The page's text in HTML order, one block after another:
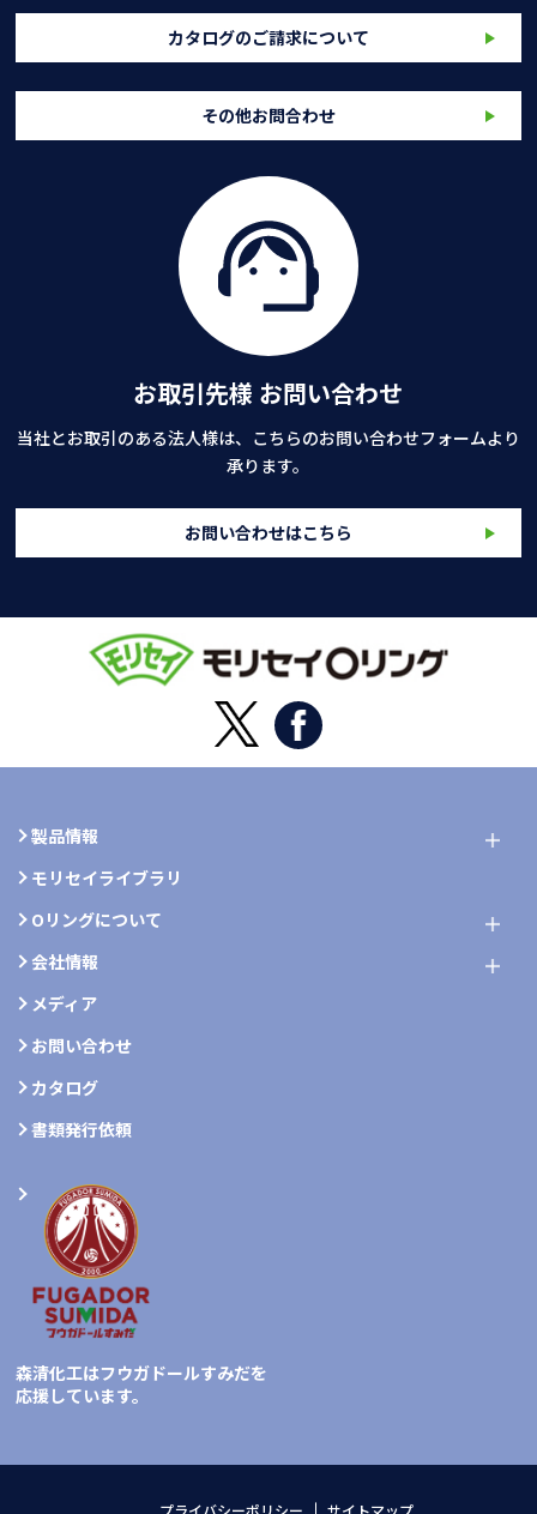
カタログのご請求について
その他お問合わせ
お取引先様 お問い合わせ
当社とお取引のある法人様は、こちらのお問い合わせフォームより
承ります。
お問い合わせはこちら
製品情報
モリセイライブラリ
Oリングについて
会社情報
メディア
お問い合わせ
カタログ
書類発行依頼
森清化工はフウガドールすみだを
応援しています。
プライバシーポリシー サイトマップ